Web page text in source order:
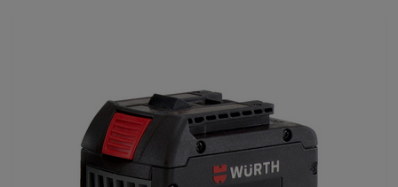
Tensión nominal 12 V/CC
Código del sistema armonizado 85076000900
Peso del producto (por artículo) 550.000 g